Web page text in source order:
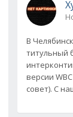
В
титульный
версии
совет). С